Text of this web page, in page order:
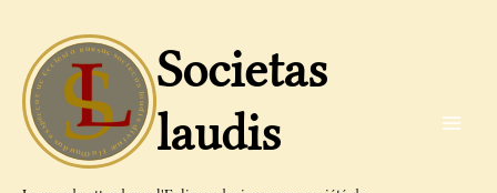
contenu
Societas
laudis